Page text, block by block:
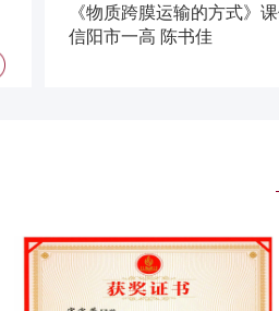
《物质跨膜运输的方式》
信阳市一高 陈书佳